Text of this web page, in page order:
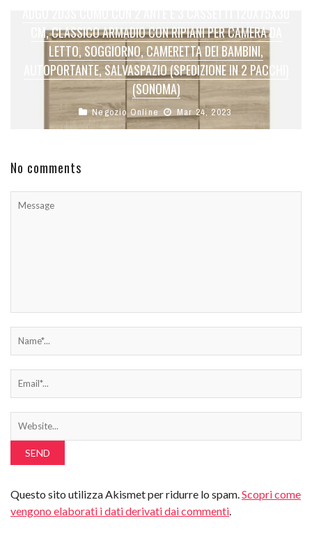
CM, CLASSICO ARMADIO CON RIPIANI PER CAMERA DA
LETTO, SOGGIORNO, CAMERETTA DEI BAMBINI,
AUTOPORTANTE, SALVASPAZIO (SPEDIZIONE IN 2 PACCHI)
(SONOMA)
Negozio Online Mar 24, 2023
No comments
Questo sito utilizza Akismet per ridurre lo spam.Scopri come
vengono elaborati i dati derivati dai commenti.